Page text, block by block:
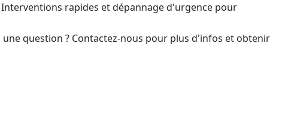
rapides et dépannage d'urgence pour
une question ? Contactez-nous pour plus d'infos et obtenir